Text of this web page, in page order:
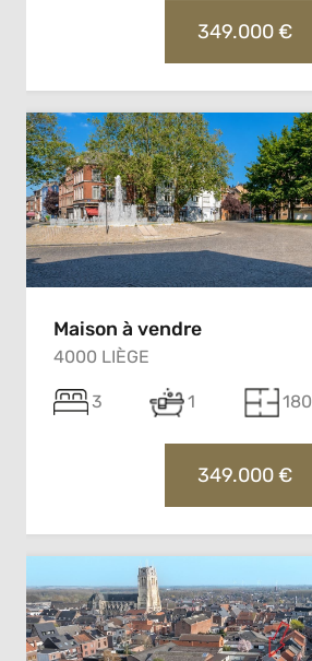
349.000 €
Maison à vendre
4000 LIÈGE
3 1 180
349.000 €